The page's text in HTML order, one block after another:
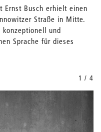
Ernst Busch erhielt einen
Straße in Mitte.
konzeptionell und
Sprache für dieses
1 / 4